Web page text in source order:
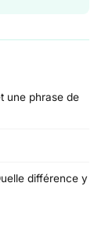
une phrase de
différence y